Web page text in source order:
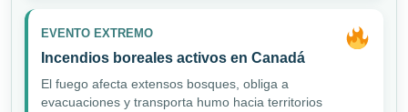
EVENTO EXTREMO
Incendios boreales activos en Canadá
El fuego afecta extensos bosques, obliga a
evacuaciones y transporta humo hacia territorios